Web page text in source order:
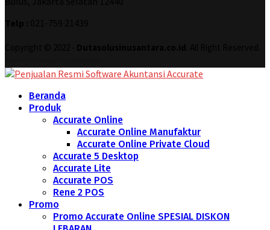
Beranda
Produk
Accurate Online
Accurate Online Manufaktur
Accurate Online Private Cloud
Accurate 5 Desktop
Accurate Lite
Accurate POS
Rene 2 POS
Promo
Promo Accurate Online SPESIAL DISKON